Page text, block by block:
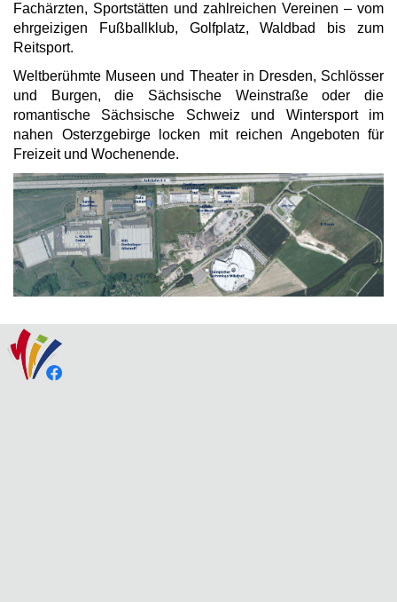
Fachärzten, Sportstätten und zahlreichen Vereinen – vom
ehrgeizigen Fußballklub, Golfplatz, Waldbad bis zum
Reitsport.
Weltberühmte Museen und Theater in Dresden, Schlösser
und Burgen, die Sächsische Weinstraße oder die
romantische Sächsische Schweiz und Wintersport im
nahen Osterzgebirge locken mit reichen Angeboten für
Freizeit und Wochenende.